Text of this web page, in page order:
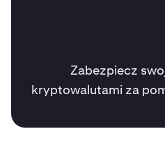
Zabezpiecz
kryptowalutami za